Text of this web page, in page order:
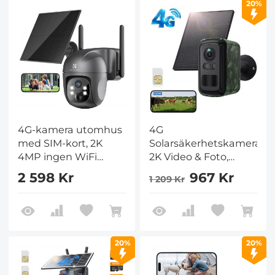
4G-kamera utomhus
med SIM-kort, 2K
4MP ingen WiFi
soldriven, trådlös 360°
PTZ
2 598 Kr
20%
4G
Solarsäkerhetskamera,
2K Video & Foto,
Fullfärgsnattseende,
med 4W Solpanel,
IP66 Vattentålig, 1
1 209 Kr 967 Kr
20% 20%